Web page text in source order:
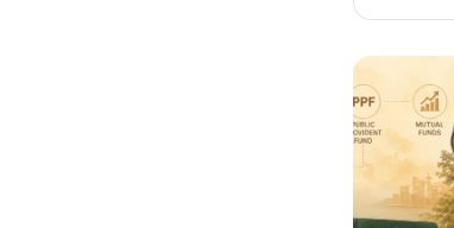
शाळेत
जाण्यापूर्वीच
’ती’
झाली
बेबी’